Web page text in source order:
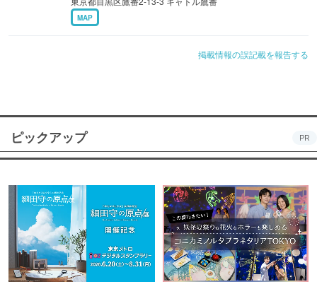
MAP
掲載情報の誤記載を報告する
ピックアップ PR